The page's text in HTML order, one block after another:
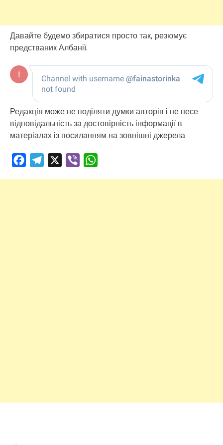
Давайте будемо збиратися просто так, резюмує
предстваник Албанії.
Редакція може не поділяти думки авторів і не несе
відповідальність за достовірність інформації в
матеріалах із посиланням на зовнішні джерела
FacebookTelegram Viber